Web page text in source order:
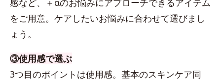
感など、＋αのお悩みにアプローチできるアイテム
をご用意。ケアしたいお悩みに合わせて選びまし
ょう。
③使用感で選ぶ
3つ目のポイントは使用感。基本のスキンケア同